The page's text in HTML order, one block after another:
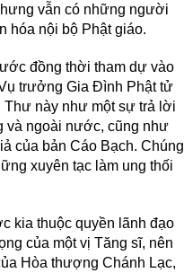
vẫn có những người
hóa nội bộ Phật giáo.
đồng thời tham dự vào
trưởng Gia Đình Phật tử
Thư này như một sự trả lời
và ngoài nước, cũng như
của bản Cáo Bạch. Chúng
xuyên tạc làm ung thối
kia thuộc quyền lãnh đạo
của một vị Tăng sĩ, nên
Hòa thượng Chánh Lạc,